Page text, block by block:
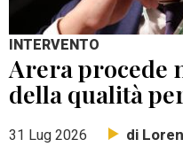
INTERVENTO
Arera procede
della qualità
31 Lug 2026 di